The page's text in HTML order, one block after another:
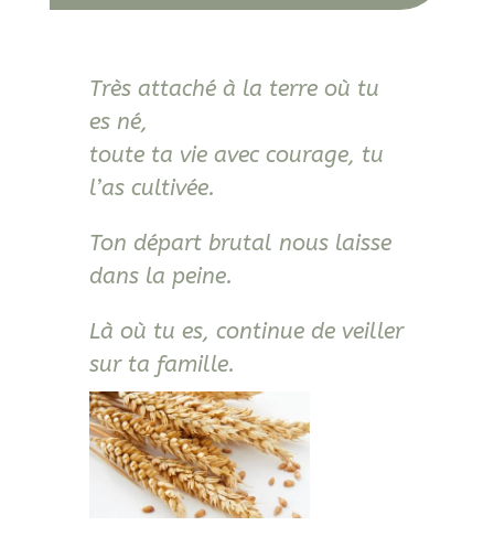
Très attaché à la terre où tu
es né,
toute ta vie avec courage, tu
l’as cultivée.
Ton départ brutal nous laisse
dans la peine.
Là où tu es, continue de veiller
sur ta famille.